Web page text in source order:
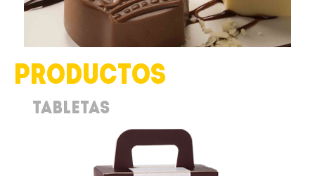
Productos
Tabletas
Previous